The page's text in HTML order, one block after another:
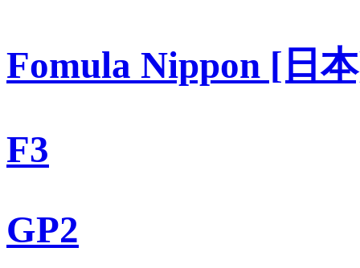
Fomula Nippon [日
F3
GP2